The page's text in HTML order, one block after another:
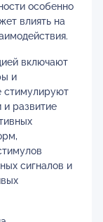
особенно
влиять на
включают
и
стимулируют
развитие
сигналов и